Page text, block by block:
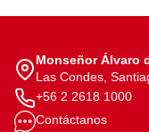
Monseñor Álvaro
Las Condes,
+56 2 2618 1000
Contáctanos